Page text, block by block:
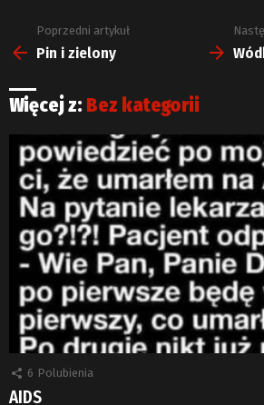
Zobacz
więcej
Poprzedni artykuł
Pin i zielony
Więcej z: Bez kategorii
6 Polubienia
AIDS